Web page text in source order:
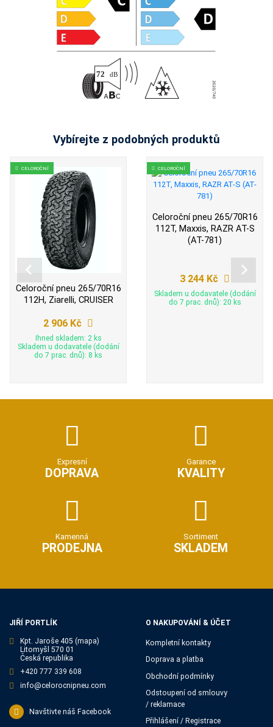
Vybírejte z podobných produktů
CELOROČNÍ
Celoroční pneu 265/70R16
112H, Ziarelli, CRUISER
2 906 Kč
Ihned skladem: 2 ks
Skladem u dodavatele (dodání
do 7 prac. dnů): 8 ks
CELOROČNÍ
Celoroční pneu 265/70R16
112T, Maxxis, RAZR AT-S
(AT-781)
3 244 Kč
Skladem u dodavatele (dodání
do 7 prac. dnů): 20 ks
Expresní
DOPRAVA
Garance
KVALITY
Kamenná
PRODEJNA
Sortiment
SKLADEM
JIŘÍ PORTLÍK
Kpt. Jaroše 405 (mapa)
Litomyšl 570 01
Česká republika
+420 777 339 608
info@celorocnipneu.com
Navštivte náš Facebook
O NAKUPOVÁNÍ & ÚČET
Kompletní kontakty
Doprava a platba
Obchodní podmínky
Odstoupení od smlouvy
/ reklamace
Přihlášení / Registrace